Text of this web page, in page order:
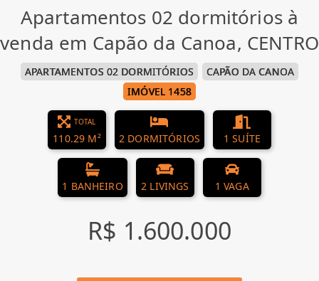
Apartamentos 02 dormitórios à
venda em Capão da Canoa, CENTRO
APARTAMENTOS 02 DORMITÓRIOS
CAPÃO DA CANOA
IMÓVEL 1458
TOTAL
110.29 M² 2 DORMITÓRIOS 1 SUÍTE
1 BANHEIRO 2 LIVINGS 1 VAGA
R$ 1.600.000